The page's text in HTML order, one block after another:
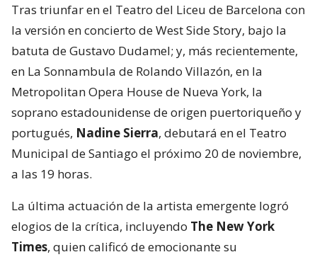
Tras triunfar en el Teatro del Liceu de Barcelona con
la versión en concierto de West Side Story, bajo la
batuta de Gustavo Dudamel; y, más recientemente,
en La Sonnambula de Rolando Villazón, en la
Metropolitan Opera House de Nueva York, la
soprano estadounidense de origen puertoriqueño y
portugués, Nadine Sierra, debutará en el Teatro
Municipal de Santiago el próximo 20 de noviembre,
a las 19 horas.
La última actuación de la artista emergente logró
elogios de la crítica, incluyendo The New York
Times, quien calificó de emocionante su